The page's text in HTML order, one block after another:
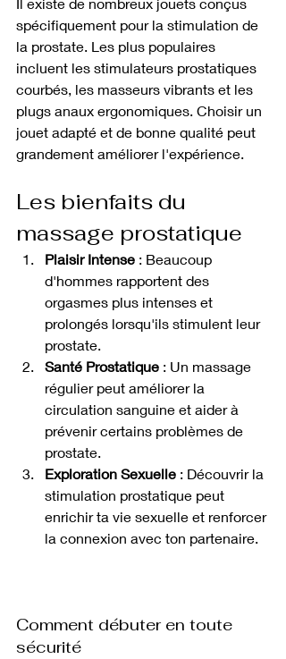
spécifiquement pour la stimulation de
la prostate. Les plus populaires
incluent les stimulateurs prostatiques
courbés, les masseurs vibrants et les
plugs anaux ergonomiques. Choisir un
jouet adapté et de bonne qualité peut
grandement améliorer l'expérience.
Les bienfaits du
massage prostatique
Plaisir Intense : Beaucoup
d'hommes rapportent des
orgasmes plus intenses et
prolongés lorsqu'ils stimulent leur
prostate.
Santé Prostatique : Un massage
régulier peut améliorer la
circulation sanguine et aider à
prévenir certains problèmes de
prostate.
Exploration Sexuelle : Découvrir la
stimulation prostatique peut
enrichir ta vie sexuelle et renforcer
la connexion avec ton partenaire.
Comment débuter en toute
sécurité